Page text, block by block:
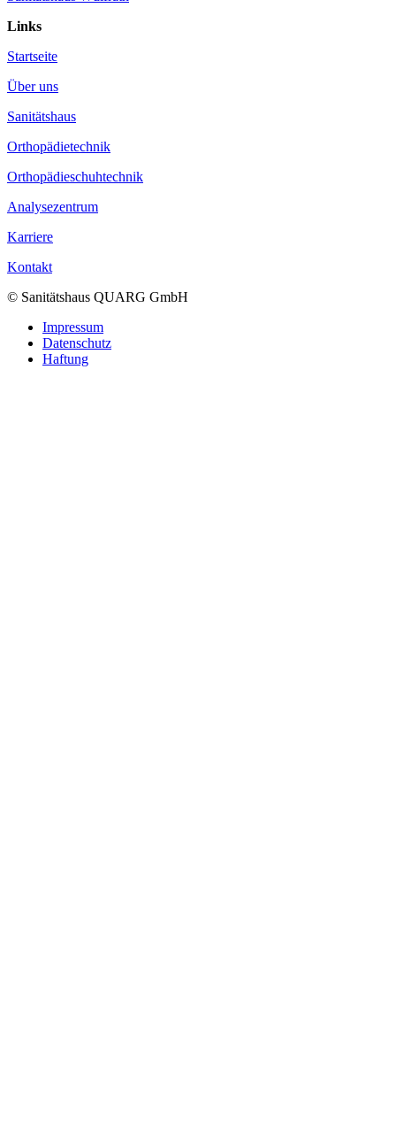
Links
Startseite
Über uns
Sanitätshaus
Orthopädietechnik
Orthopädieschuhtechnik
Analysezentrum
Karriere
Kontakt
© Sanitätshaus QUARG GmbH
Impressum
Datenschutz
Haftung